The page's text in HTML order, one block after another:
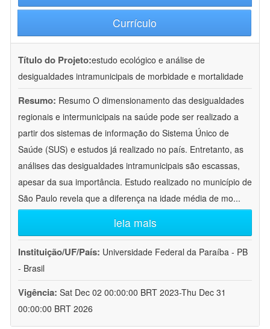
Currículo
Título do Projeto:estudo ecológico e análise de
desigualdades intramunicipais de morbidade e mortalidade
Resumo: Resumo O dimensionamento das desigualdades
regionais e intermunicipais na saúde pode ser realizado a
partir dos sistemas de informação do Sistema Único de
Saúde (SUS) e estudos já realizado no país. Entretanto, as
análises das desigualdades intramunicipais são escassas,
apesar da sua importância. Estudo realizado no município de
São Paulo revela que a diferença na idade média de mo...
leia mais
Instituição/UF/País: Universidade Federal da Paraíba - PB
- Brasil
Vigência: Sat Dec 02 00:00:00 BRT 2023-Thu Dec 31
00:00:00 BRT 2026